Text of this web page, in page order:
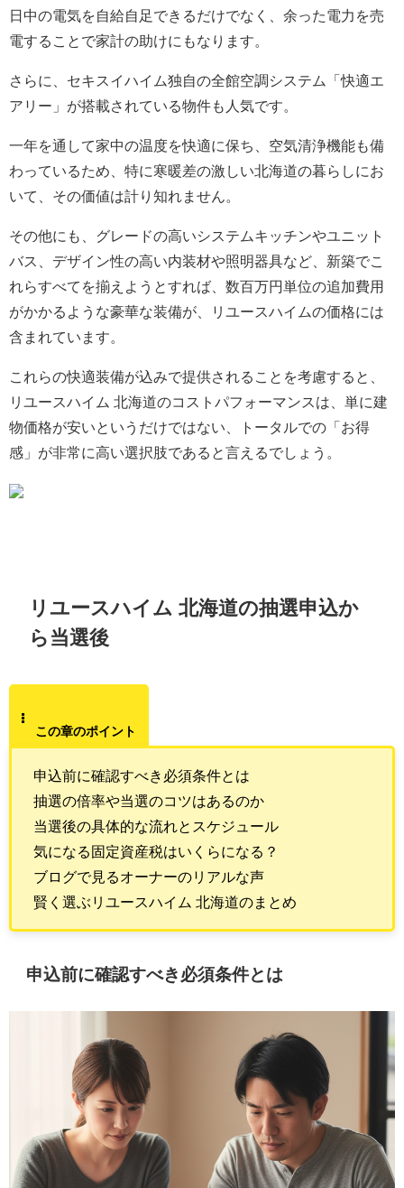
日中の電気を自給自足できるだけでなく、余った電力を売
電することで家計の助けにもなります。
さらに、セキスイハイム独自の全館空調システム「快適エ
アリー」が搭載されている物件も人気です。
一年を通して家中の温度を快適に保ち、空気清浄機能も備
わっているため、特に寒暖差の激しい北海道の暮らしにお
いて、その価値は計り知れません。
その他にも、グレードの高いシステムキッチンやユニット
バス、デザイン性の高い内装材や照明器具など、新築でこ
れらすべてを揃えようとすれば、数百万円単位の追加費用
がかかるような豪華な装備が、リユースハイムの価格には
含まれています。
これらの快適装備が込みで提供されることを考慮すると、
リユースハイム 北海道のコストパフォーマンスは、単に建
物価格が安いというだけではない、トータルでの「お得
感」が非常に高い選択肢であると言えるでしょう。
リユースハイム 北海道の抽選申込か
ら当選後
この章のポイント
申込前に確認すべき必須条件とは
抽選の倍率や当選のコツはあるのか
当選後の具体的な流れとスケジュール
気になる固定資産税はいくらになる？
ブログで見るオーナーのリアルな声
賢く選ぶリユースハイム 北海道のまとめ
申込前に確認すべき必須条件とは